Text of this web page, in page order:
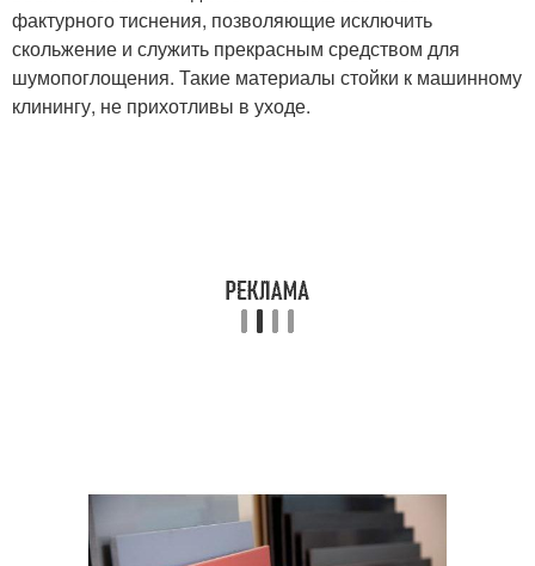
фактурного тиснения, позволяющие исключить
скольжение и служить прекрасным средством для
шумопоглощения. Такие материалы стойки к машинному
клинингу, не прихотливы в уходе.